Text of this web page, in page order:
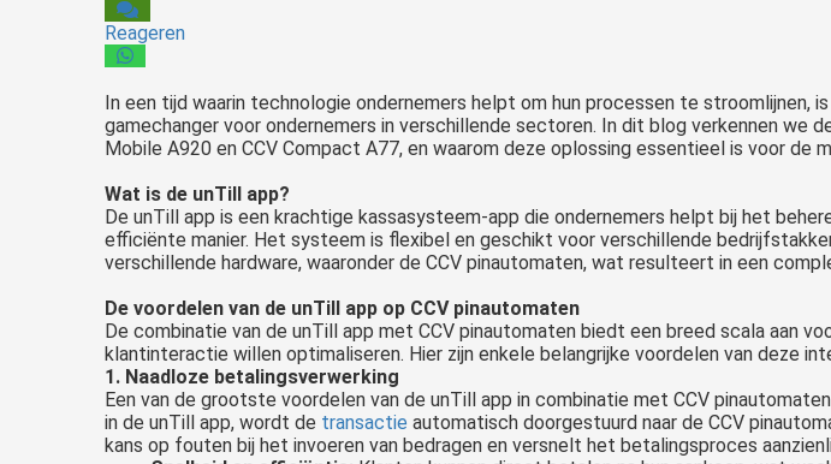
Reageren
In een tijd waarin technologie ondernemers helpt om hun processen te stroomlijnen,
gamechanger voor ondernemers in verschillende sectoren. In dit blog verkennen we
Mobile A920 en CCV Compact A77, en waarom deze oplossing essentieel is voor de
Wat is de unTill app?
De unTill app is een krachtige kassasysteem-app die ondernemers helpt bij het
efficiënte manier. Het systeem is flexibel en geschikt voor verschillende
verschillende hardware, waaronder de CCV pinautomaten, wat resulteert in een
De voordelen van de unTill app op CCV pinautomaten
De combinatie van de unTill app met CCV pinautomaten biedt een breed scala aan
klantinteractie willen optimaliseren. Hier zijn enkele belangrijke voordelen van deze
1. Naadloze betalingsverwerking
Een van de grootste voordelen van de unTill app in combinatie met CCV
in de unTill app, wordt de transactie automatisch doorgestuurd naar de CCV
kans op fouten bij het invoeren van bedragen en versnelt het betalingsproces